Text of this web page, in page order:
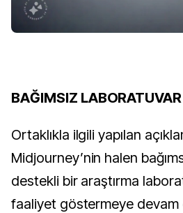
BAĞIMSIZ
Ortaklıkla ilgili yapılan
Midjourney’nin halen
destekli bir araştırma
faaliyet göstermeye devam